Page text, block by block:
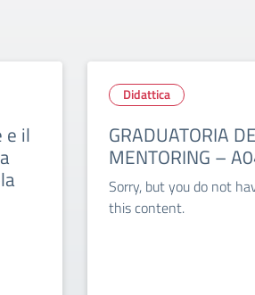
e il
Didattica
GRADUATORIA
MENTORING –
Sorry, but you do not
this content.